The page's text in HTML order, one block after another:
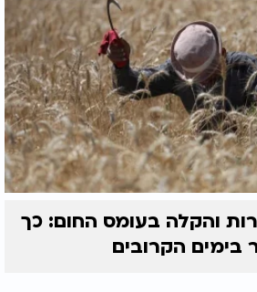
והקלה בעומס החום: כך
בימים הקרובים